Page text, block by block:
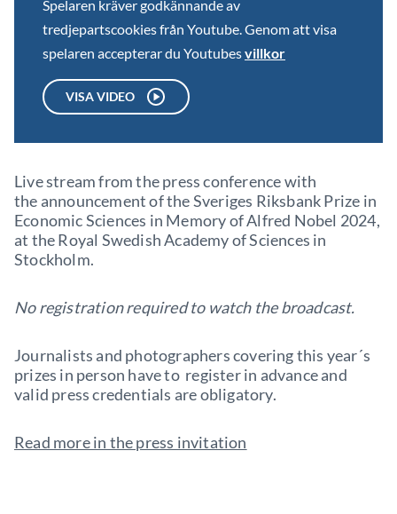
Spelaren kräver godkännande av
tredjepartscookies från Youtube. Genom att visa
spelaren accepterar du Youtubesvillkor
VISA VIDEO
Live stream from the press conference with
the announcement of the Sveriges Riksbank Prize in
Economic Sciences in Memory of Alfred Nobel 2024,
at the Royal Swedish Academy of Sciences in
Stockholm.
No registration required to watch the broadcast.
Journalists and photographers covering this year´s
prizes in person have to register in advance and
valid press credentials are obligatory.
Read more in the press invitation